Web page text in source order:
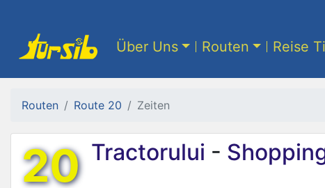
Über Uns Routen Reise
Routen Route 20 Zeiten
20 Tractorului -